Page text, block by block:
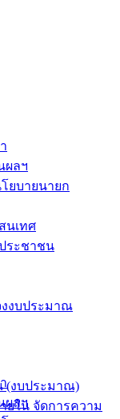
ผลฯ
ยบายนายก
นเทศ
ระชาชน
งบประมาณ
(งบประมาณ)
ยใน จัดการความ
ผลฯ